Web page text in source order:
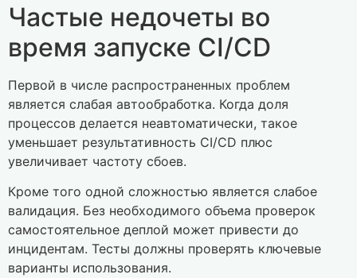
Частые недочеты во
время запуске CI/CD
Первой в числе распространенных проблем
является слабая автообработка. Когда доля
процессов делается неавтоматически, такое
уменьшает результативность CI/CD плюс
увеличивает частоту сбоев.
Кроме того одной сложностью является слабое
валидация. Без необходимого объема проверок
самостоятельное деплой может привести до
инцидентам. Тесты должны проверять ключевые
варианты использования.